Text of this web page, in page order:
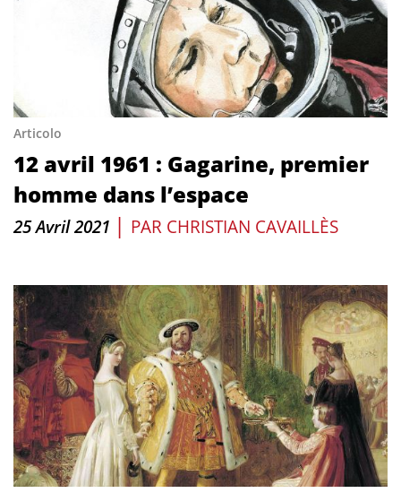
Articolo
12 avril 1961 : Gagarine, premier
homme dans l’espace
25 Avril 2021 | PAR CHRISTIAN CAVAILLÈS